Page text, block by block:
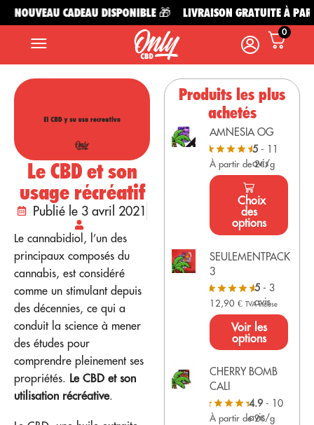
NOUVEAU CADEAU DISPONIBLE 🎁 LIVRAISON GRATUITE À
0
Le CBD et son
usage récréatif
Publié le 3 avril 2021
Le cannabidiol, l’un des
principaux composés du
cannabis, est considéré
comme un stimulant depuis
des décennies, ce qui a
conduit la science à mener
des études pour
comprendre pleinement ses
propriétés. Le CBD et son
utilisation récréative.
Produits les plus
achetés
AMNESIA OG
5- 11
avis
À partir de 2€/g
Choix
des
options
SEULEMENTPACK
3
5 - 3
avis
12,90€ TVA incluse
Voir les
options
CHERRY BOMB
CALI
4.9- 10
avis
À partir de 2€/g